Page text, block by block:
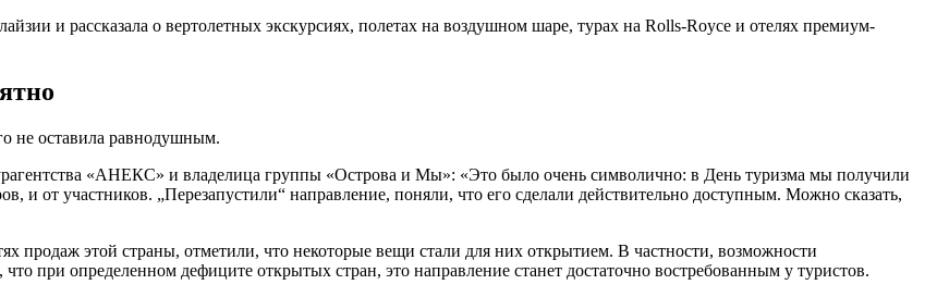
и рассказала о вертолетных экскурсиях, полетах на воздушном шаре, турах на Rolls-Royce и отелях премиум-
не оставила равнодушным.
«АНЕКС» и владелица группы «Острова и Мы»: «Это было очень символично: в День туризма мы получили
и от участников. „Перезапустили“ направление, поняли, что его сделали действительно доступным. Можно сказать,
продаж этой страны, отметили, что некоторые вещи стали для них открытием. В частности, возможности
при определенном дефиците открытых стран, это направление станет достаточно востребованным у туристов.